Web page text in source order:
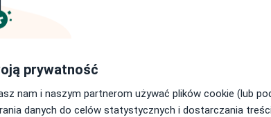
Dziś
9 Sie
Jutro
10 Sie
Wt,
11 Sie
Śr,
12 Sie
prywatność
nam i naszym partnerom używać plików cookie (lub
danych do celów statystycznych i dostarczania